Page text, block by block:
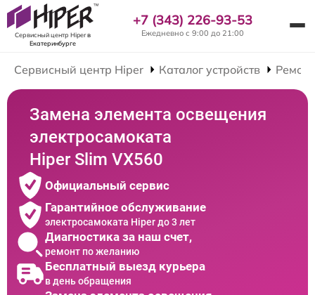
Сервисный центр Hiperв
Екатеринбурге
+7 (343) 226-93-53
Ежедневно с 9:00 до 21:00
Сервисный центр Hiper Каталог устройств
Замена элемента освещения
электросамоката
Hiper Slim VX560
Официальный сервис
Гарантийное обслуживание
электросамоката Hiper до 3 лет
Диагностика за наш счет,
ремонт по желанию
Бесплатный выезд курьера
в день обращения